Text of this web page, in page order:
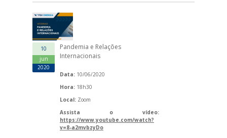
10
jun
2020
Pandemia e Relações
Internacionais
Data: 10/06/2020
Hora: 18h30
Local: Zoom
Assista o vídeo:
https://www.youtube.com/watch?
v=8-a2mvbzyDo